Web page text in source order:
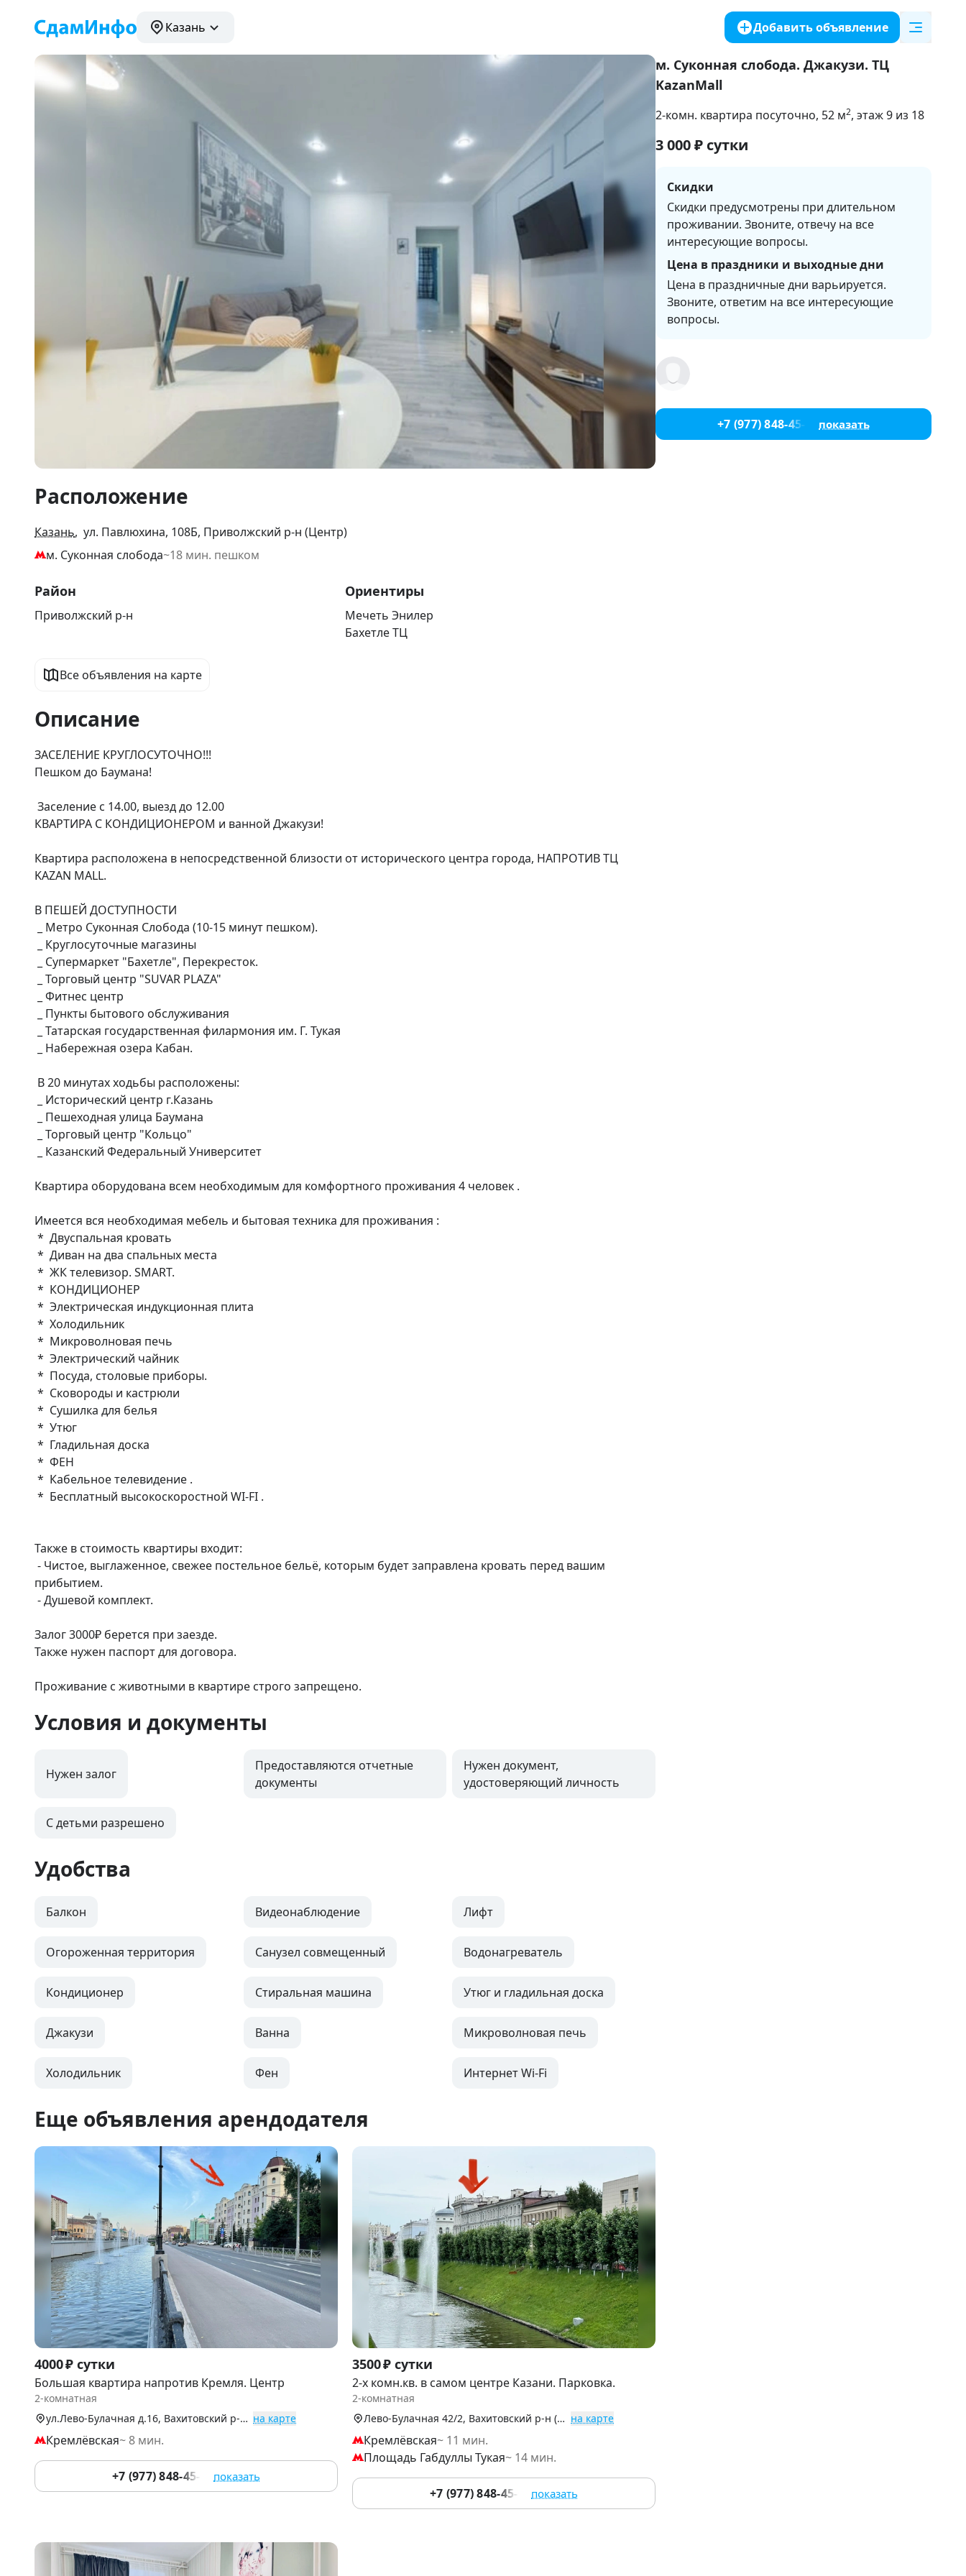
Казань Добавить объявление
1
14
Расположение
Казань, ул. Павлюхина, 108Б, Приволжский р-н (Центр)
м. Суконная слобода~18 мин. пешком
Район
Приволжский р-н
Ориентиры
Мечеть Энилер
Бахетле ТЦ
Все объявления на карте
Описание
ЗАСЕЛЕНИЕ КРУГЛОСУТОЧНО!!!
Пешком до Баумана!
КВАРТИРА С КОНДИЦИОНЕРОМ и ванной Джакузи!
Квартира расположена в непосредственной близости от исторического центра города, НАПРОТИВ ТЦ
KAZAN MALL.
В ПЕШЕЙ ДОСТУПНОСТИ
Квартира оборудована всем необходимым для комфортного проживания 4 человек .
Имеется вся необходимая мебель и бытовая техника для проживания :
Также в стоимость квартиры входит:
прибытием.
Залог 3000₽ берется при заезде.
Также нужен паспорт для договора.
Проживание с животными в квартире строго запрещено.
Условия и документы
Нужен залог
Предоставляются отчетные
документы
Нужен документ,
удостоверяющий личность
С детьми разрешено
Удобства
Балкон Видеонаблюдение Лифт
Огороженная территория Санузел совмещенный Водонагреватель
Кондиционер Стиральная машина Утюг и гладильная доска
Джакузи Ванна Микроволновая печь
Холодильник Фен Интернет Wi-Fi
Еще объявления арендодателя
Item
1
of
4000 ₽ сутки
Большая квартира напротив Кремля. Центр
2-комнатная
ул.Лево-Булачная д.16, Вахитовский р-н (Центр) на карте
Кремлёвская~ 8 мин.
+7 (977) 848-45-00 показать
Item
1
of
3500 ₽ сутки
2-х комн.кв. в самом центре Казани. Парковка.
2-комнатная
Лево-Булачная 42/2, Вахитовский р-н (Центр) на карте
Кремлёвская~ 11 мин.
Площадь Габдуллы Тукая~ 14 мин.
+7 (977) 848-45-00 показать
м. Суконная слобода. Джакузи. ТЦ
KazanMall
2-комн. квартира посуточно, 52 м2, этаж 9 из 18
3 000₽ сутки
Скидки
Скидки предусмотрены при длительном
проживании. Звоните, отвечу на все
интересующие вопросы.
Цена в праздники и выходные дни
Цена в праздничные дни варьируется.
Звоните, ответим на все интересующие
вопросы.
+7 (977) 848-45-00 показать